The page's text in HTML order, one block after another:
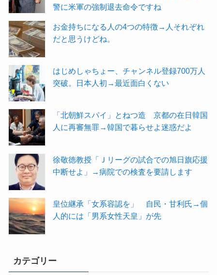
警に米軍の強制退去命令ですね
お金持ちになる人の4つの特徴→人それぞれ
だと思うけどね。
はじめしゃちょー、チャンネル登録700万人
突破。日本人初→最近面白くない
「北朝鮮スパイ」とねつ造 京都の在日韓国
人に再審無罪→韓国で暮らせよ迷惑だよ
徐敬徳教授「Ｊリーグの試合での旭日旗応援
中断せよ」→病院での検査を要請します
皇位継承「女系容認を」 自民・甘利氏→個
人的には「男系女性天皇」が先
カテゴリー